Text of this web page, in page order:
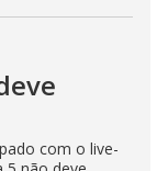
com o live-